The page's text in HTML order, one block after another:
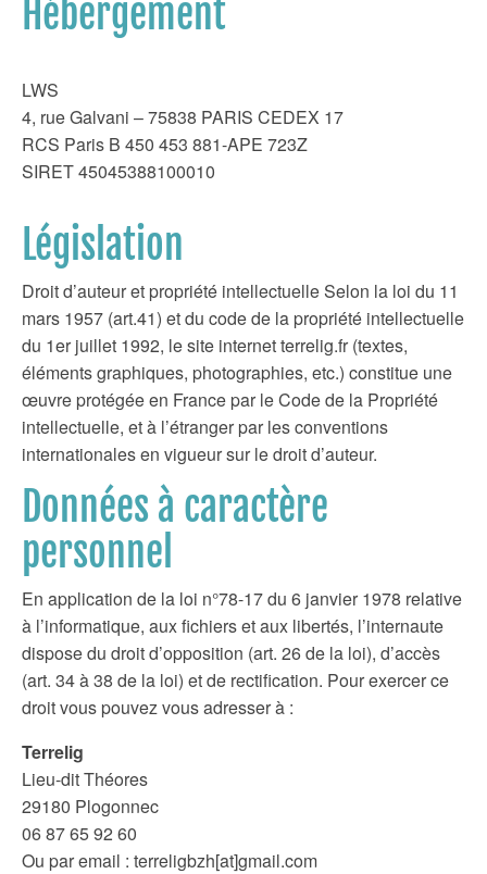
Hébergement
LWS
4, rue Galvani – 75838 PARIS CEDEX 17
RCS Paris B 450 453 881-APE 723Z
SIRET 45045388100010
Législation
Droit d’auteur et propriété intellectuelle Selon la loi du 11
mars 1957 (art.41) et du code de la propriété intellectuelle
du 1er juillet 1992, le site internet terrelig.fr (textes,
éléments graphiques, photographies, etc.) constitue une
œuvre protégée en France par le Code de la Propriété
intellectuelle, et à l’étranger par les conventions
internationales en vigueur sur le droit d’auteur.
Données à caractère
personnel
En application de la loi n°78-17 du 6 janvier 1978 relative
à l’informatique, aux fichiers et aux libertés, l’internaute
dispose du droit d’opposition (art. 26 de la loi), d’accès
(art. 34 à 38 de la loi) et de rectification. Pour exercer ce
droit vous pouvez vous adresser à :
Terrelig
Lieu-dit Théores
29180 Plogonnec
06 87 65 92 60
Ou par email : terreligbzh[at]gmail.com